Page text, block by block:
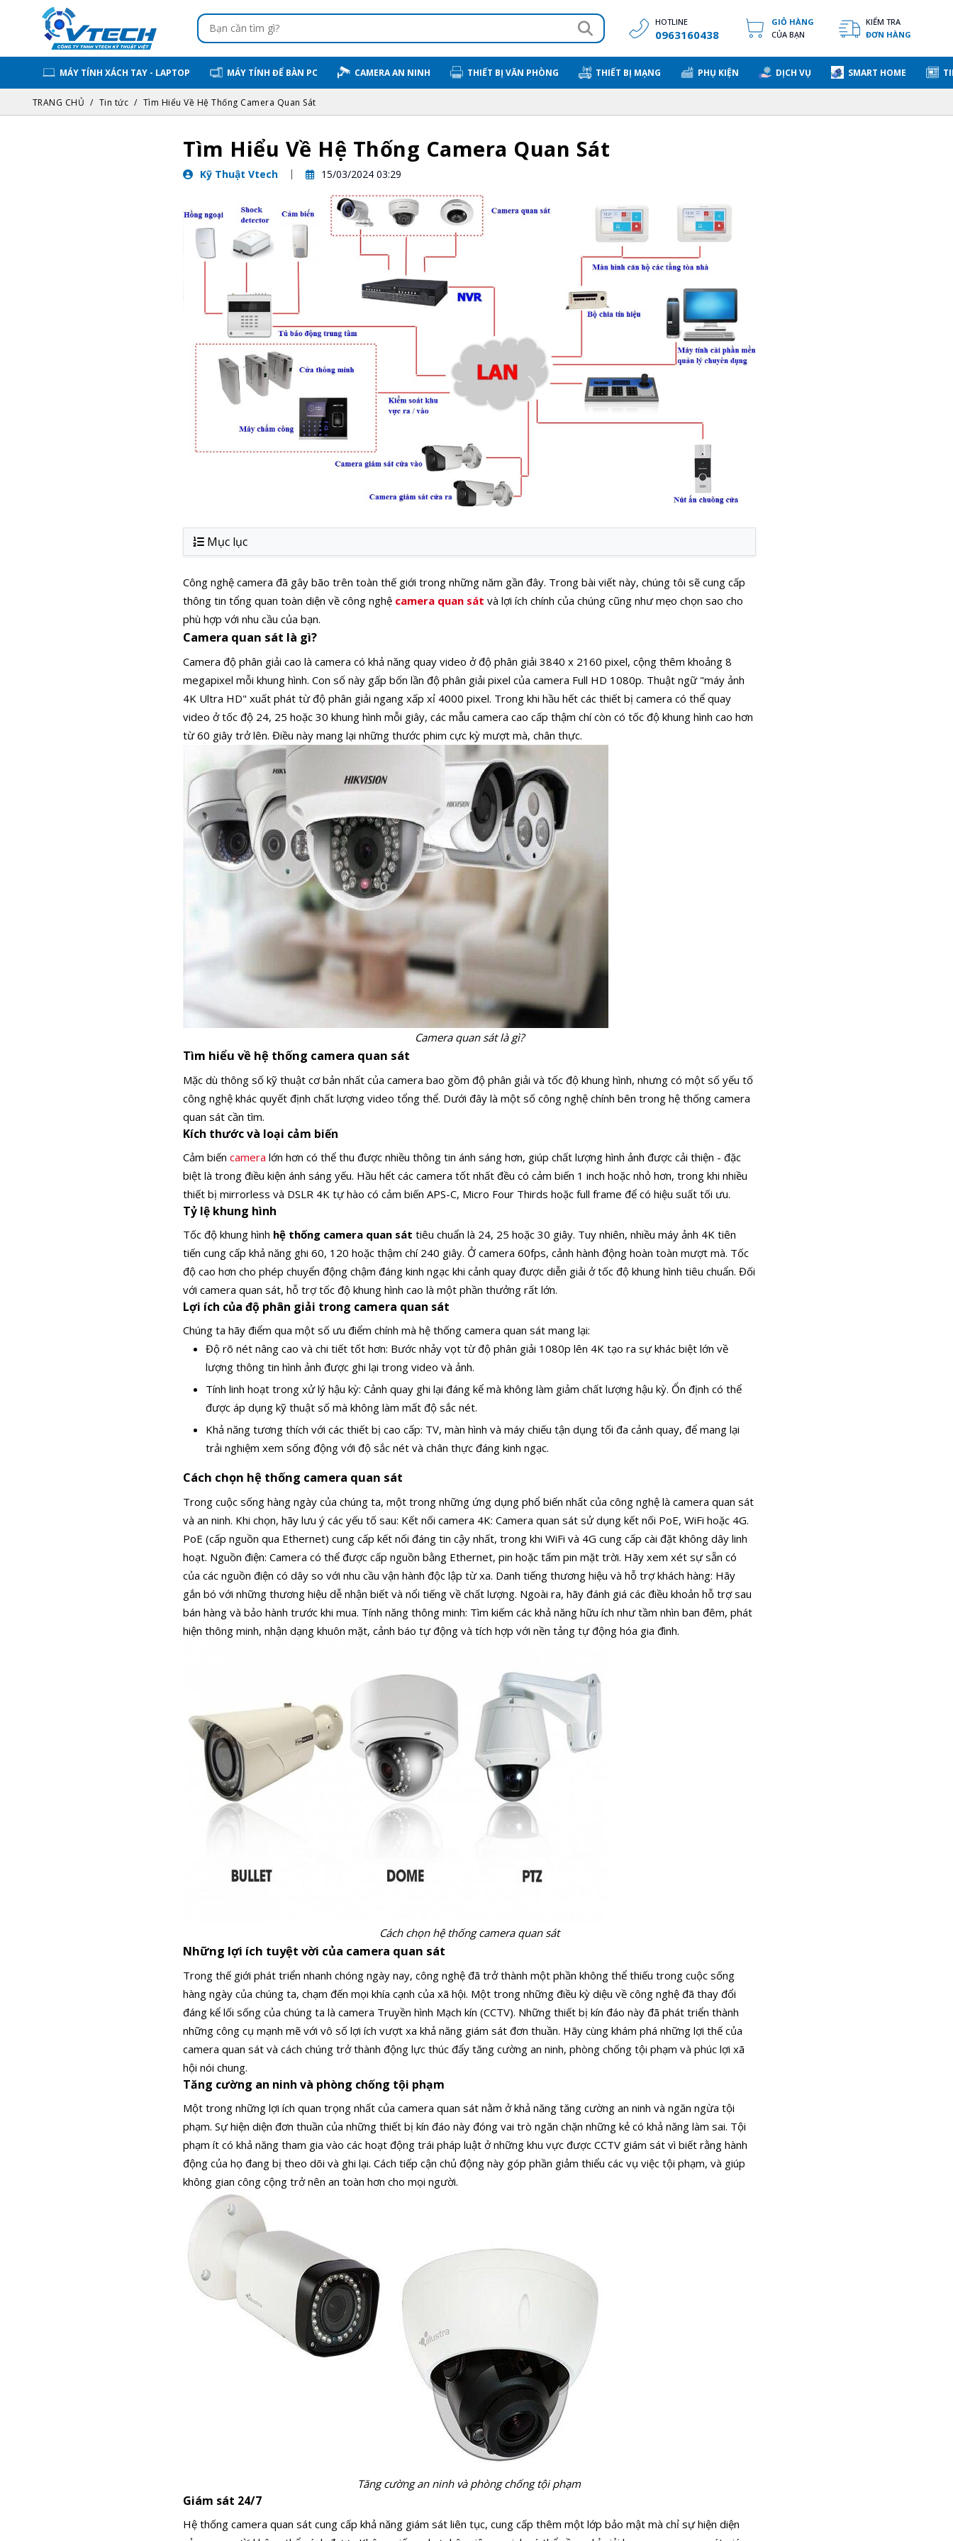
HOTLINE
0963160438
GIỎ HÀNG
CỦA BẠN
KIỂM TRA
ĐƠN HÀNG
MÁY TÍNH XÁCH TAY - LAPTOP MÁY TÍNH ĐỂ BÀN PC CAMERA AN NINH THIẾT BỊ VĂN PHÒNG THIẾT BỊ MẠNG PHỤ KIỆN DỊCH VỤ SMART HOME
TRANG CHỦ Tin tức Tìm Hiểu Về Hệ Thống Camera Quan Sát
Tìm Hiểu Về Hệ Thống Camera Quan Sát
Kỹ Thuật Vtech 15/03/2024 03:29
Mục lục
Công nghệ camera đã gây bão trên toàn thế giới trong những năm gần đây. Trong bài viết này, chúng tôi sẽ cung cấp
thông tin tổng quan toàn diện về công nghệ camera quan sát và lợi ích chính của chúng cũng như mẹo chọn sao cho
phù hợp với nhu cầu của bạn.
Camera quan sát là gì?
Camera độ phân giải cao là camera có khả năng quay video ở độ phân giải 3840 x 2160 pixel, cộng thêm khoảng 8
megapixel mỗi khung hình. Con số này gấp bốn lần độ phân giải pixel của camera Full HD 1080p. Thuật ngữ "máy ảnh
4K Ultra HD" xuất phát từ độ phân giải ngang xấp xỉ 4000 pixel. Trong khi hầu hết các thiết bị camera có thể quay
video ở tốc độ 24, 25 hoặc 30 khung hình mỗi giây, các mẫu camera cao cấp thậm chí còn có tốc độ khung hình cao hơn
từ 60 giây trở lên. Điều này mang lại những thước phim cực kỳ mượt mà, chân thực.
Camera quan sátlà gì?
Tìm hiểu về hệ thống camera quan sát
Mặc dù thông số kỹ thuật cơ bản nhất của camera bao gồm độ phân giải và tốc độ khung hình, nhưng có một số yếu tố
công nghệ khác quyết định chất lượng video tổng thể. Dưới đây là một số công nghệ chính bên trong hệ thống camera
quan sát cần tìm.
Kích thước và loại cảm biến
Cảm biếncamera lớn hơn có thể thu được nhiều thông tin ánh sáng hơn, giúp chất lượng hình ảnh được cải thiện - đặc
biệt là trong điều kiện ánh sáng yếu. Hầu hết các camera tốt nhất đều có cảm biến 1 inch hoặc nhỏ hơn, trong khi nhiều
thiết bị mirrorless và DSLR 4K tự hào có cảm biến APS-C, Micro Four Thirds hoặc full frame để có hiệu suất tối ưu.
Tỷ lệ khung hình
Tốc độ khung hình hệ thống camera quan sát tiêu chuẩn là 24, 25 hoặc 30 giây. Tuy nhiên, nhiều máy ảnh 4K tiên
tiến cung cấp khả năng ghi 60, 120 hoặc thậm chí 240 giây. Ở camera 60fps, cảnh hành động hoàn toàn mượt mà. Tốc
độ cao hơn cho phép chuyển động chậm đáng kinh ngạc khi cảnh quay được diễn giải ở tốc độ khung hình tiêu chuẩn. Đối
với camera quan sát, hỗ trợ tốc độ khung hình cao là một phần thưởng rất lớn.
Lợi ích của độ phân giải trong camera quan sát
Chúng ta hãy điểm qua một số ưu điểm chính mà hệ thống camera quan sát mang lại:
Độ rõ nét nâng cao và chi tiết tốt hơn: Bước nhảy vọt từ độ phân giải 1080p lên 4K tạo ra sự khác biệt lớn về
lượng thông tin hình ảnh được ghi lại trong video và ảnh.
Tính linh hoạt trong xử lý hậu kỳ: Cảnh quay ghi lại đáng kể mà không làm giảm chất lượng hậu kỳ. Ổn định có thể
được áp dụng kỹ thuật số mà không làm mất độ sắc nét.
Khả năng tương thích với các thiết bị cao cấp: TV, màn hình và máy chiếu tận dụng tối đa cảnh quay, để mang lại
trải nghiệm xem sống động với độ sắc nét và chân thực đáng kinh ngạc.
Cách chọn hệ thống camera quan sát
Trong cuộc sống hàng ngày của chúng ta, một trong những ứng dụng phổ biến nhất của công nghệ là camera quan sát
và an ninh. Khi chọn, hãy lưu ý các yếu tố sau: Kết nối camera 4K: Camera quan sát sử dụng kết nối PoE, WiFi hoặc 4G.
PoE (cấp nguồn qua Ethernet) cung cấp kết nối đáng tin cậy nhất, trong khi WiFi và 4G cung cấp cài đặt không dây linh
hoạt. Nguồn điện: Camera có thể được cấp nguồn bằng Ethernet, pin hoặc tấm pin mặt trời. Hãy xem xét sự sẵn có
của các nguồn điện có dây so với nhu cầu vận hành độc lập từ xa. Danh tiếng thương hiệu và hỗ trợ khách hàng: Hãy
gắn bó với những thương hiệu dễ nhận biết và nổi tiếng về chất lượng. Ngoài ra, hãy đánh giá các điều khoản hỗ trợ sau
bán hàng và bảo hành trước khi mua. Tính năng thông minh: Tìm kiếm các khả năng hữu ích như tầm nhìn ban đêm, phát
hiện thông minh, nhận dạng khuôn mặt, cảnh báo tự động và tích hợp với nền tảng tự động hóa gia đình.
Cách chọn hệ thống camera quan sát
Những lợi ích tuyệt vời của camera quan sát
Trong thế giới phát triển nhanh chóng ngày nay, công nghệ đã trở thành một phần không thể thiếu trong cuộc sống
hàng ngày của chúng ta, chạm đến mọi khía cạnh của xã hội. Một trong những điều kỳ diệu về công nghệ đã thay đổi
đáng kể lối sống của chúng ta là camera Truyền hình Mạch kín (CCTV). Những thiết bị kín đáo này đã phát triển thành
những công cụ mạnh mẽ với vô số lợi ích vượt xa khả năng giám sát đơn thuần. Hãy cùng khám phá những lợi thế của
camera quan sát và cách chúng trở thành động lực thúc đẩy tăng cường an ninh, phòng chống tội phạm và phúc lợi xã
hội nói chung.
Tăng cường an ninh và phòng chống tội phạm
Một trong những lợi ích quan trọng nhất của camera quan sát nằm ở khả năng tăng cường an ninh và ngăn ngừa tội
phạm. Sự hiện diện đơn thuần của những thiết bị kín đáo này đóng vai trò ngăn chặn những kẻ có khả năng làm sai. Tội
phạm ít có khả năng tham gia vào các hoạt động trái pháp luật ở những khu vực được CCTV giám sát vì biết rằng hành
động của họ đang bị theo dõi và ghi lại. Cách tiếp cận chủ động này góp phần giảm thiểu các vụ việc tội phạm, và giúp
không gian công cộng trở nên an toàn hơn cho mọi người.
Tăng cường an ninh và phòng chống tội phạm
Giám sát 24/7
Hệ thống camera quan sát cung cấp khả năng giám sát liên tục, cung cấp thêm một lớp bảo mật mà chỉ sự hiện diện